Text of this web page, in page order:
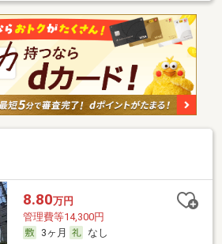
8.80万円
管理費等14,300円
3ヶ月
なし